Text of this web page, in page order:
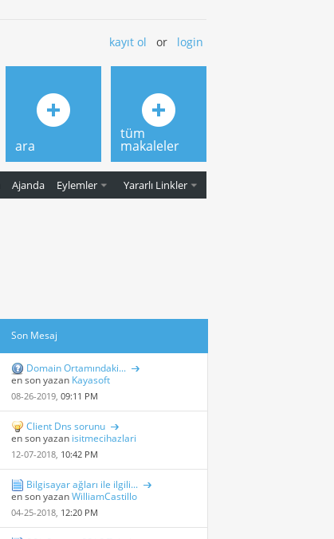
kayıt ol or login
Ajanda Eylemler Yararlı Linkler
ara
tüm
makaleler
Son Mesaj
Domain Ortamındaki...
en son yazan Kayasoft
08-26-2019,09:11 PM
Client Dns sorunu
en son yazan isitmecihazlari
12-07-2018, 10:42 PM
Bilgisayar ağları ile ilgili...
en son yazanWilliamCastillo
04-25-2018, 12:20 PM